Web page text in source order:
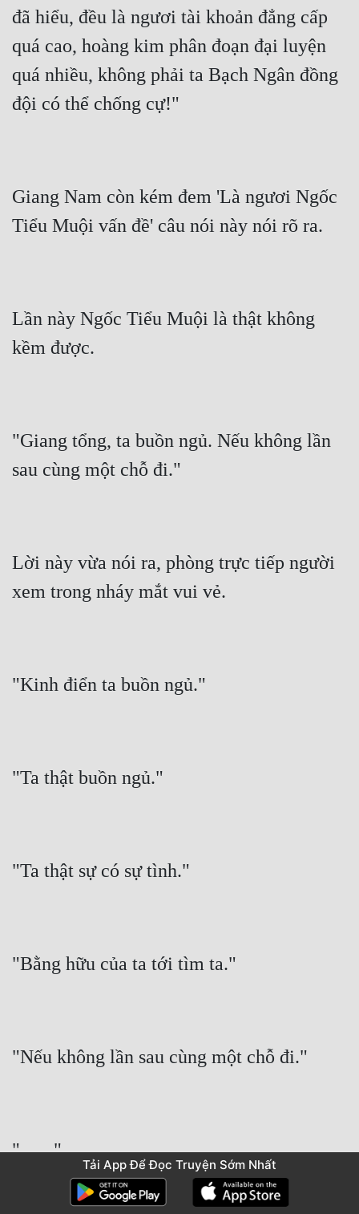
đã hiểu, đều là ngươi tài khoản đẳng cấp
quá cao, hoàng kim phân đoạn đại luyện
quá nhiều, không phải ta Bạch Ngân đồng
đội có thể chống cự!"
Giang Nam còn kém đem 'Là ngươi Ngốc
Tiểu Muội vấn đề' câu nói này nói rõ ra.
Lần này Ngốc Tiểu Muội là thật không
kềm được.
"Giang tổng, ta buồn ngủ. Nếu không lần
sau cùng một chỗ đi."
Lời này vừa nói ra, phòng trực tiếp người
xem trong nháy mắt vui vẻ.
"Kinh điển ta buồn ngủ."
"Ta thật buồn ngủ."
"Ta thật sự có sự tình."
"Bằng hữu của ta tới tìm ta."
"Nếu không lần sau cùng một chỗ đi."
". . . ."
Tải App Để Đọc Truyện Sớm Nhất